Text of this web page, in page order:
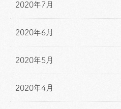
2020年7月
2020年6月
2020年5月
2020年4月